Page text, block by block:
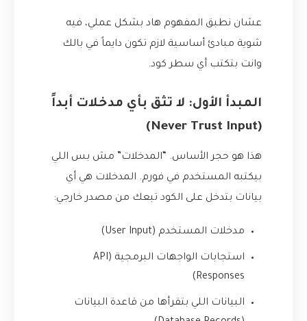
عشان نطبق المفهوم هاد بشكل عملي، فيه
شوية مبادئ أساسية لازم تكون دايماً في بالك
وانت بتكتب أي سطر كود.
المبدأ الأول: لا تثق بأي مدخلات أبداً
(Never Trust Input)
هذا هو حجر الأساس. “المدخلات” مش بس اللي
بيكتبه المستخدم في فورم. المدخلات هي أي
بيانات بتدخل على الكود تبعك من مصدر خارجي:
مدخلات المستخدم (User Input)
استجابات الواجهات البرمجية (API
Responses)
البيانات اللي بتقرأها من قاعدة البيانات